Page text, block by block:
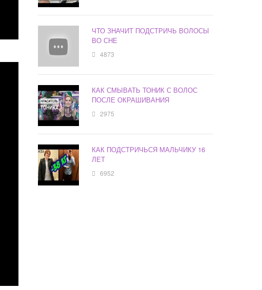
ЧТО ЗНАЧИТ ПОДСТРИЧЬ ВОЛОСЫ
ВО СНЕ
4873
КАК СМЫВАТЬ ТОНИК С ВОЛОС
ПОСЛЕ ОКРАШИВАНИЯ
2975
КАК ПОДСТРИЧЬСЯ МАЛЬЧИКУ 16
ЛЕТ
6952